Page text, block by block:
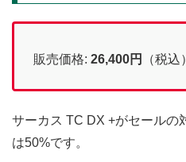
販売価格: 26,400円 （税込
サーカス TC DX +がセールの
は50%です。